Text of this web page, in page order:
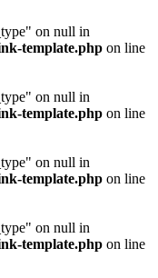
on null in
template.php on line
on null in
template.php on line
on null in
template.php on line
on null in
template.php on line